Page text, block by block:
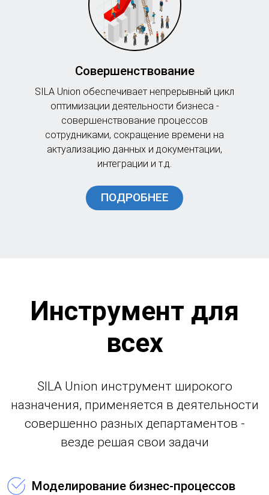
Совершенствование
SILA Union обеспечивает непрерывный цикл
оптимизации деятельности бизнеса -
совершенствование процессов
сотрудниками, сокращение времени на
актуализацию данных и документации,
интеграции и т.д.
ПОДРОБНЕЕ
Инструмент для
всех
SILA Union инструмент широкого
назначения, применяется в деятельности
совершенно разных департаментов -
везде решая свои задачи
Моделирование бизнес-процессов